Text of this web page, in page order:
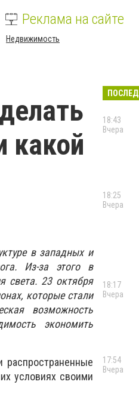
Реклама на сайте
Недвижимость
какой
в западных и
Из-за этого в
света. 23 октября
которые стали
возможность
экономить
распространенные
условиях своими
18:43
Вчера
18:25
Вчера
18:17
Вчера
17:54
Вчера